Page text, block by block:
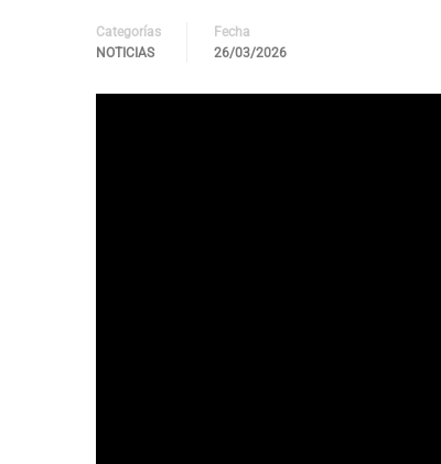
Categorías
NOTICIAS
Fecha
26/03/2026